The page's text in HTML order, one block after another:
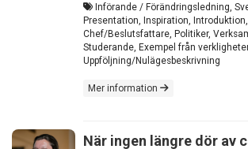
Införande / Förändringsledning,
Presentation, Inspiration, Introduktion,
Chef/Beslutsfattare, Politiker,
Studerande, Exempel från
Uppföljning/Nulägesbeskrivning
Mer information
När ingen längre dör av